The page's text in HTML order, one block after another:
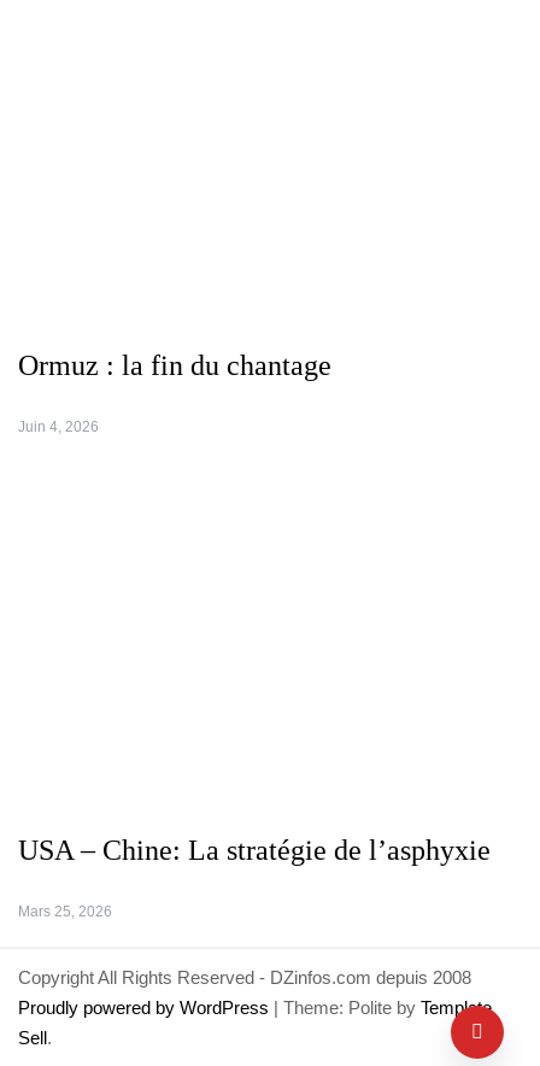
Ormuz : la fin du chantage
Juin 4, 2026
USA – Chine: La stratégie de l’asphyxie
Mars 25, 2026
Copyright All Rights Reserved - DZinfos.com depuis 2008
Proudly powered by WordPress | Theme: Polite by Template
Sell.